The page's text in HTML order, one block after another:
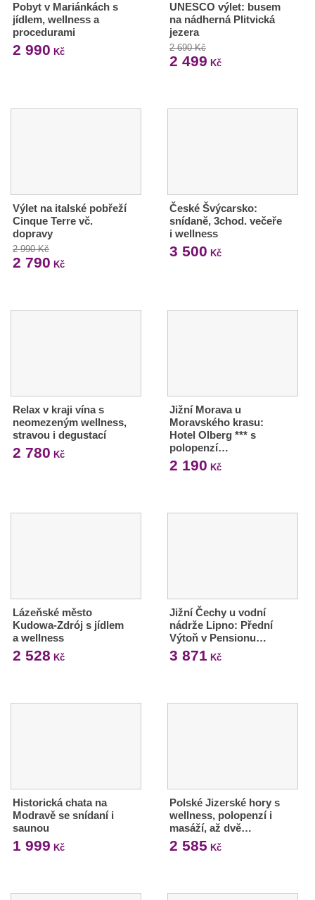
Pobyt v Mariánkách s
jídlem, wellness a
procedurami
2 990 Kč
UNESCO výlet: busem
na nádherná Plitvická
jezera
2 690 Kč
2 499 Kč
Výlet na italské pobřeží
Cinque Terre vč.
dopravy
2 990 Kč
2 790 Kč
České Švýcarsko:
snídaně, 3chod. večeře
i wellness
3 500 Kč
Relax v kraji vína s
neomezeným wellness,
stravou i degustací
2 780 Kč
Jižní Morava u
Moravského krasu:
Hotel Olberg *** s
polopenzí…
2 190 Kč
Lázeňské město
Kudowa-Zdrój s jídlem
a wellness
2 528 Kč
Jižní Čechy u vodní
nádrže Lipno: Přední
Výtoň v Pensionu…
3 871 Kč
Historická chata na
Modravě se snídaní i
saunou
1 999 Kč
Polské Jizerské hory s
wellness, polopenzí i
masáží, až dvě…
2 585 Kč